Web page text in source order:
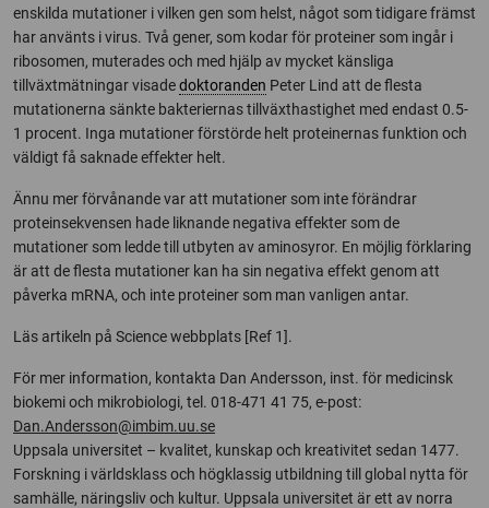
enskilda mutationer i vilken gen som helst, något som tidigare främst
har använts i virus. Två gener, som kodar för proteiner som ingår i
ribosomen, muterades och med hjälp av mycket känsliga
tillväxtmätningar visadedoktoranden Peter Lind att de flesta
mutationerna sänkte bakteriernas tillväxthastighet med endast 0.5-
1 procent. Inga mutationer förstörde helt proteinernas funktion och
väldigt få saknade effekter helt.
Ännu mer förvånande var att mutationer som inte förändrar
proteinsekvensen hade liknande negativa effekter som de
mutationer som ledde till utbyten av aminosyror. En möjlig förklaring
är att de flesta mutationer kan ha sin negativa effekt genom att
påverka mRNA, och inte proteiner som man vanligen antar.
Läs artikeln på Science webbplats [Ref 1].
För mer information, kontakta Dan Andersson, inst. för medicinsk
biokemi och mikrobiologi, tel. 018-471 41 75, e-post:
Dan.Andersson@imbim.uu.se
Uppsala universitet – kvalitet, kunskap och kreativitet sedan 1477.
Forskning i världsklass och högklassig utbildning till global nytta för
samhälle, näringsliv och kultur. Uppsala universitet är ett av norra